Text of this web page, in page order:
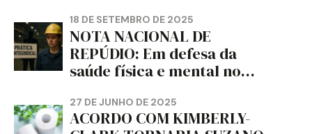
18 DE SETEMBRO DE 2025
NOTA NACIONAL DE
REPÚDIO: Em defesa da
saúde física e mental no
da dignidade sindical.
27 DE JUNHO DE 2025
ACORDO COM KIMBERLY-